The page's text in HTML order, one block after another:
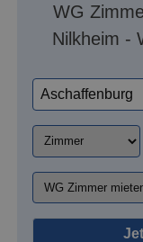
WG
Nilkheim -